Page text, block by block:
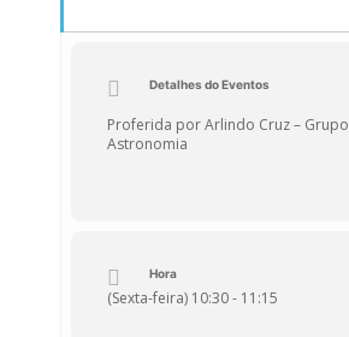
Detalhes do Eventos
Proferida por Arlindo Cruz – Grupo
Astronomia
Hora
(Sexta-feira) 10:30 - 11:15